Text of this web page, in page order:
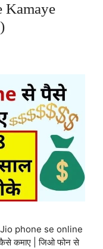
Kamaye
phone se online
कमाए | जिओ फोन से